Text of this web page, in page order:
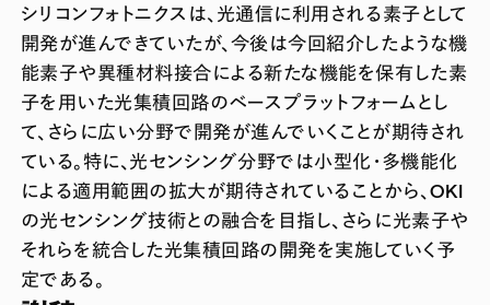
シリコンフォトニクスは、光通信に利用される素子として
開発が進んできていたが、今後は今回紹介したような機
能素子や異種材料接合による新たな機能を保有した素
子を用いた光集積回路のベースプラットフォームとし
て、さらに広い分野で開発が進んでいくことが期待され
ている。特に、光センシング分野では小型化・多機能化
による適用範囲の拡大が期待されていることから、OKI
の光センシング技術との融合を目指し、さらに光素子や
それらを統合した光集積回路の開発を実施していく予
定である。